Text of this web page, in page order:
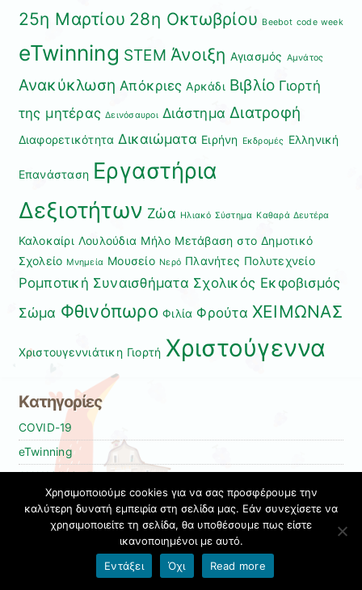
25η Μαρτίου 28η Οκτωβρίου Beebot code week
eTwinning STEM Άνοιξη Αγιασμός Αμνάτος
Ανακύκλωση Απόκριες Αρκάδι Βιβλίο Γιορτή
της μητέρας Δεινόσαυροι Διάστημα Διατροφή
Διαφορετικότητα Δικαιώματα Ειρήνη Εκδρομές Ελληνική
Επανάσταση Εργαστήρια
Δεξιοτήτων Ζώα Ηλιακό Σύστημα Καθαρά Δευτέρα
Καλοκαίρι Λουλούδια Μήλο Μετάβαση στο Δημοτικό
Σχολείο Μνημεία Μουσείο Νερό Πλανήτες Πολυτεχνείο
Ρομποτική Συναισθήματα Σχολικός Εκφοβισμός
Σώμα Φθινόπωρο Φιλία Φρούτα ΧΕΙΜΩΝΑΣ
Χριστουγεννιάτικη Γιορτή Χριστούγεννα
Kατηγορίες
COVID-19
eTwinning
ΑΝΑΚΟΙΝΩΣΕΙΣ
Αρχή σχολικής χρονιάς
ΓΟΝΕΙΣ & ΚΗΔΕΜΟΝΕΣ
Δανειστική Βιβλιοθήκη
ΔΗΜΟΣ ΡΕΘΥΜΝΟΥ
Χρησιμοποιούμε cookies για να σας προσφέρουμε την
καλύτερη δυνατή εμπειρία στη σελίδα μας. Εάν συνεχίσετε να
χρησιμοποιείτε τη σελίδα, θα υποθέσουμε πως είστε
ικανοποιημένοι με αυτό.
Εντάξει
Όχι Read more